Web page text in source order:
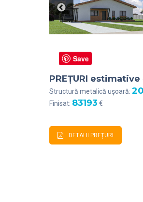
Save
PREȚURI estimative
Structură metalică ușoară:
Finisat: 83193 €
DETALII PREȚURI